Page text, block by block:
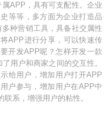
APP，具有可支配性。企业
等等，多方面为企业打造品
种营销工具，具备社交属性
APP进行分享，可以快速传
开发APP呢？怎样开发一款
用户和商家之间的交互性。
给用户，增加用户打开APP
户参与，增加用户在APP中
系，增强用户的粘性。